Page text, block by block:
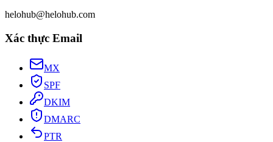
helohub@helohub.com
Xác thực Email
MX
SPF
DKIM
DMARC
PTR